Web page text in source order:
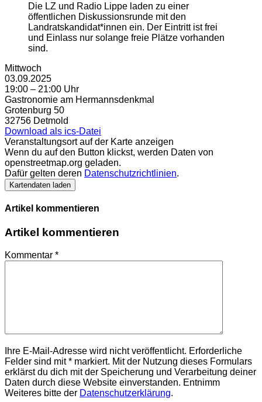
Die LZ und Radio Lippe laden zu einer
öffentlichen Diskussionsrunde mit den
Landratskandidat*innen ein. Der Eintritt ist frei
und Einlass nur solange freie Plätze vorhanden
sind.
Mittwoch
03.09.2025
19:00 – 21:00 Uhr
Gastronomie am Hermannsdenkmal
Grotenburg 50
32756 Detmold
Download als ics-Datei
Veranstaltungsort auf der Karte anzeigen
Wenn du auf den Button klickst, werden Daten von
openstreetmap.org geladen.
Dafür gelten deren Datenschutzrichtlinien.
Kartendaten laden
Artikel kommentieren
Artikel kommentieren
Kommentar *
Ihre E-Mail-Adresse wird nicht veröffentlicht. Erforderliche
Felder sind mit * markiert. Mit der Nutzung dieses Formulars
erklärst du dich mit der Speicherung und Verarbeitung deiner
Daten durch diese Website einverstanden. Entnimm
Weiteres bitte der Datenschutzerklärung.